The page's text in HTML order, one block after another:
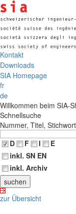
Kontakt
Downloads
SIA Homepage
fr
de
Willkommen beim SIA-
Schnellsuche
Nummer, Titel, Stichwort
D
F I
E
inkl. SN EN
inkl. Archiv
zur Übersicht